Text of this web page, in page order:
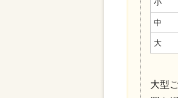
小
中
大
大型